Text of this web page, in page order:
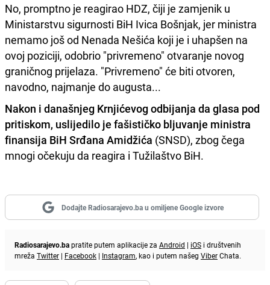
No, promptno je reagirao HDZ, čiji je zamjenik u
Ministarstvu sigurnosti BiH Ivica Bošnjak, jer ministra
nemamo još od Nenada Nešića koji je i uhapšen na
ovoj poziciji, odobrio "privremeno" otvaranje novog
graničnog prijelaza. "Privremeno" će biti otvoren,
navodno, najmanje do augusta...
Nakon i današnjeg Krnjićevog odbijanja da glasa pod
pritiskom, uslijedilo je fašističko bljuvanje ministra
finansija BiH Srđana Amidžića (SNSD), zbog čega
mnogi očekuju da reagira i Tužilaštvo BiH.
Dodajte Radiosarajevo.ba u omiljene Google izvore
Radiosarajevo.bapratite putem aplikacije za Android | iOS i društvenih
mreža Twitter | Facebook | Instagram, kao i putem našeg ViberChata.